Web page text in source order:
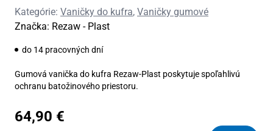
Kategórie: Vaničky do kufra, Vaničky gumové
Značka: Rezaw - Plast
do 14 pracovných dní
Gumová vanička do kufra Rezaw-Plast poskytuje spoľahlivú
ochranu batožinového priestoru.
64,90 €